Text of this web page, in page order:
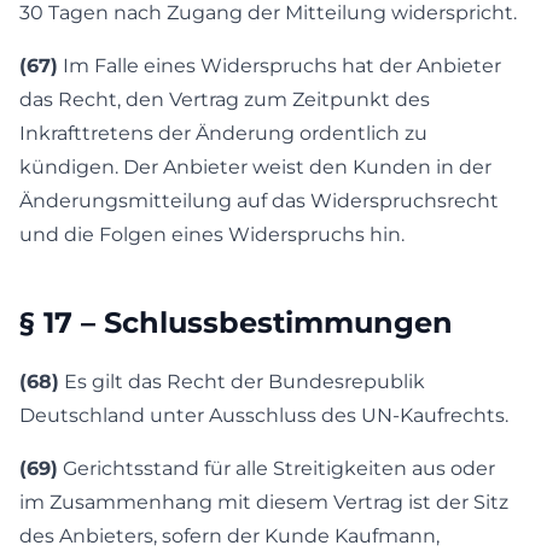
30 Tagen nach Zugang der Mitteilung widerspricht.
(67) Im Falle eines Widerspruchs hat der Anbieter
das Recht, den Vertrag zum Zeitpunkt des
Inkrafttretens der Änderung ordentlich zu
kündigen. Der Anbieter weist den Kunden in der
Änderungsmitteilung auf das Widerspruchsrecht
und die Folgen eines Widerspruchs hin.
§ 17 – Schlussbestimmungen
(68) Es gilt das Recht der Bundesrepublik
Deutschland unter Ausschluss des UN-Kaufrechts.
(69) Gerichtsstand für alle Streitigkeiten aus oder
im Zusammenhang mit diesem Vertrag ist der Sitz
des Anbieters, sofern der Kunde Kaufmann,